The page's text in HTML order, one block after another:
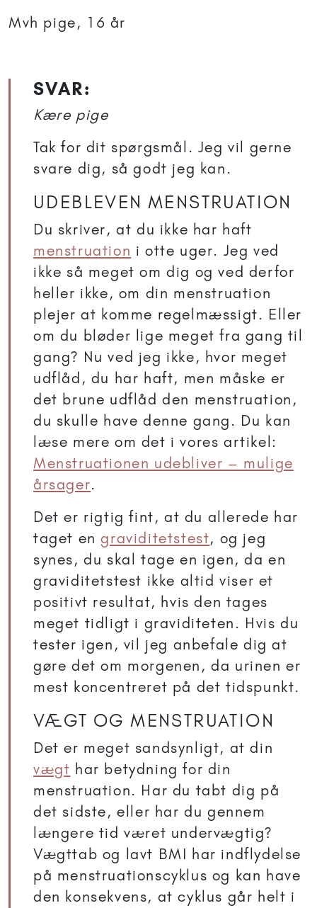
Mvh pige, 16 år
SVAR:
Kære pige
Tak for dit spørgsmål. Jeg vil gerne
svare dig, så godt jeg kan.
UDEBLEVEN MENSTRUATION
Du skriver, at du ikke har haft
menstruation i otte uger. Jeg ved
ikke så meget om dig og ved derfor
heller ikke, om din menstruation
plejer at komme regelmæssigt. Eller
om du bløder lige meget fra gang til
gang? Nu ved jeg ikke, hvor meget
udflåd, du har haft, men måske er
det brune udflåd den menstruation,
du skulle have denne gang. Du kan
læse mere om det i vores artikel:
Menstruationen udebliver – mulige
årsager.
Det er rigtig fint, at du allerede har
taget engraviditetstest, og jeg
synes, du skal tage en igen, da en
graviditetstest ikke altid viser et
positivt resultat, hvis den tages
meget tidligt i graviditeten. Hvis du
tester igen, vil jeg anbefale dig at
gøre det om morgenen, da urinen er
mest koncentreret på det tidspunkt.
VÆGT OG MENSTRUATION
Det er meget sandsynligt, at din
vægt har betydning for din
menstruation. Har du tabt dig på
det sidste, eller har du gennem
længere tid været undervægtig?
Vægttab og lavt BMI har indflydelse
på menstruationscyklus og kan have
den konsekvens, at cyklus går helt i